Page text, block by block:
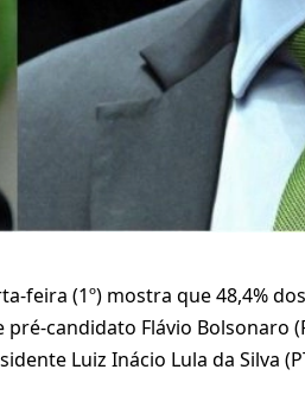
feira (1º) mostra que 48,4%
candidato Flávio Bolsonaro
Luiz Inácio Lula da Silva